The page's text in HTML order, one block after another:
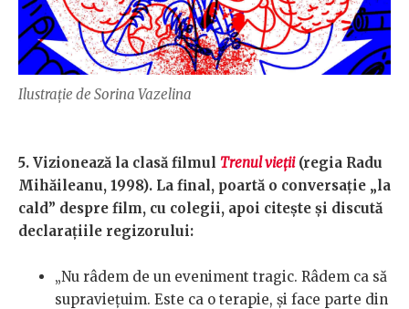
Ilustrație de Sorina Vazelina
5. Vizionează la clasă filmul Trenul vieții(regia Radu
Mihăileanu, 1998). La final, poartă o conversație „la
cald” despre film, cu colegii, apoi citește și discută
declarațiile regizorului:
„Nu râdem de un eveniment tragic. Râdem ca să
supraviețuim. Este ca o terapie, și face parte din